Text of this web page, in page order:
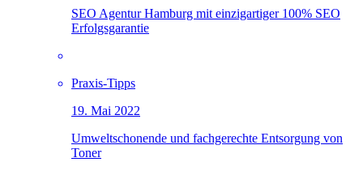
SEO Agentur Hamburg mit einzigartiger 100% SEO
Erfolgsgarantie
Praxis-Tipps
19. Mai 2022
Umweltschonende und fachgerechte Entsorgung von
Toner